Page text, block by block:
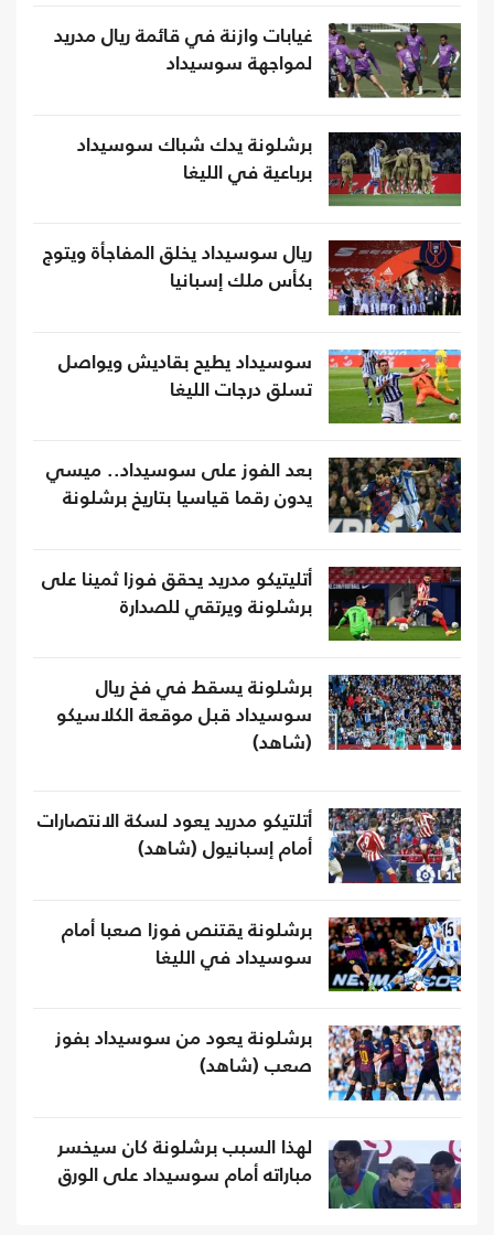
غيابات وازنة في قائمة ريال مدريد
لمواجهة سوسيداد
برشلونة يدك شباك سوسيداد
برباعية في الليغا
ريال سوسيداد يخلق المفاجأة ويتوج
بكأس ملك إسبانيا
سوسيداد يطيح بقاديش ويواصل
تسلق درجات الليغا
بعد الفوز على سوسيداد.. ميسي
يدون رقما قياسيا بتاريخ برشلونة
أتليتيكو مدريد يحقق فوزا ثمينا على
برشلونة ويرتقي للصدارة
برشلونة يسقط في فخ ريال
سوسيداد قبل موقعة الكلاسيكو
(شاهد)
أتلتيكو مدريد يعود لسكة الانتصارات
أمام إسبانيول (شاهد)
برشلونة يقتنص فوزا صعبا أمام
سوسيداد في الليغا
برشلونة يعود من سوسيداد بفوز
صعب (شاهد)
لهذا السبب برشلونة كان سيخسر
مباراته أمام سوسيداد على الورق